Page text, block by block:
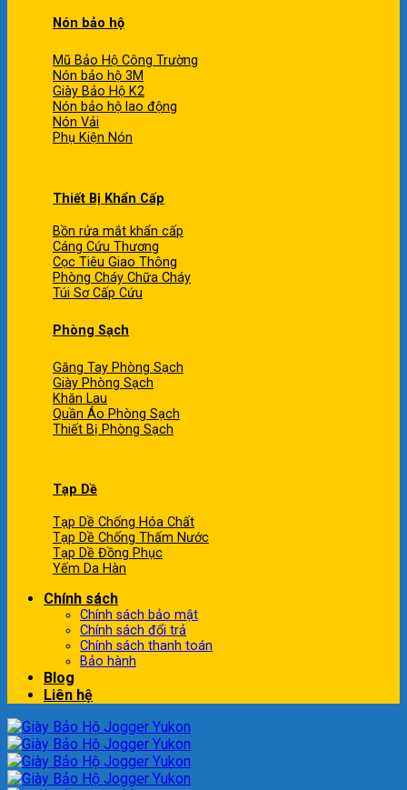
Nón bảo hộ
Mũ Bảo Hộ Công Trường
Nón bảo hộ 3M
Giày Bảo Hộ K2
Nón bảo hộ lao động
Nón Vải
Phụ Kiện Nón
Thiết Bị Khẩn Cấp
Bồn rửa mắt khẩn cấp
Cáng Cứu Thương
Cọc Tiêu Giao Thông
Phòng Cháy Chữa Cháy
Túi Sơ Cấp Cứu
Phòng Sạch
Găng Tay Phòng Sạch
Giày Phòng Sạch
Khăn Lau
Quần Áo Phòng Sạch
Thiết Bị Phòng Sạch
Tạp Dề
Tạp Dề Chống Hóa Chất
Tạp Dề Chống Thấm Nước
Tạp Dề Đồng Phục
Yếm Da Hàn
Chính sách
Chính sách bảo mật
Chính sách đổi trả
Chính sách thanh toán
Bảo hành
Blog
Liên hệ